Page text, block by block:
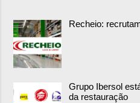
Recheio:
Grupo Ibersol
da restauração